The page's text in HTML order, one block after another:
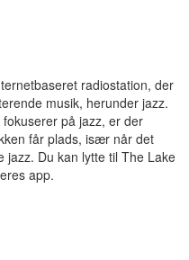
radiostation, der
musik, herunder jazz.
på jazz, er der
får plads, især når det
Du kan lytte til The Lake
app.